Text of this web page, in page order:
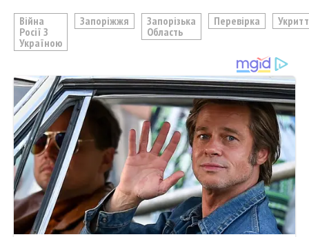
Війна
Росії З
Україною
Запоріжжя
Запорізька
Область
Перевірка